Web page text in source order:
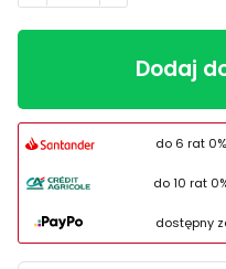
Dodaj
do 6 rat
do 10 rat
dostępny